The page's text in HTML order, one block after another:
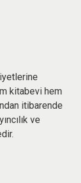
kitabevi hem
itibarende
ve